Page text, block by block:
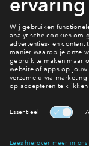
Bekijk
Op
Hiermee blijf je op